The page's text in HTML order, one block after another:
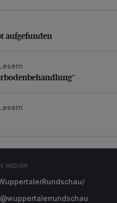
aufgefunden
MEDIEN
@wuppertalerrundschau